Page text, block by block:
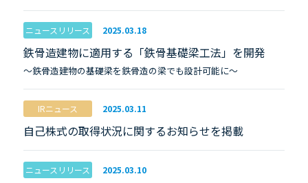
ニュースリリース 2025.03.18
鉄骨造建物に適用する「鉄骨基礎梁工法」を開発
～鉄骨造建物の基礎梁を鉄骨造の梁でも設計可能に～
IRニュース 2025.03.11
自己株式の取得状況に関するお知らせを掲載
ニュースリリース 2025.03.10